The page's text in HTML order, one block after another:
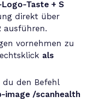
Taste + S
direkt über
ausführen.
vornehmen zu
als
den Befehl
image /scanhealth